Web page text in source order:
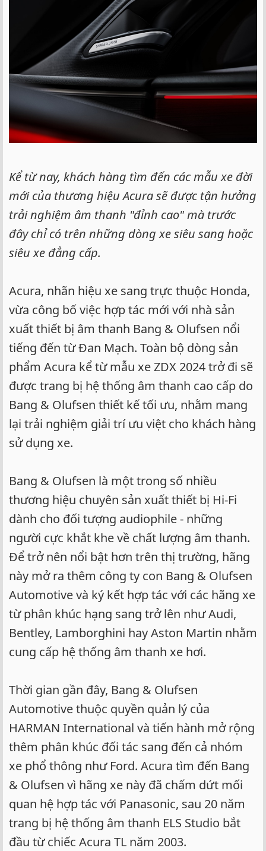
Kể từ nay, khách hàng tìm đến các mẫu xe đời
mới của thương hiệu Acura sẽ được tận hưởng
trải nghiệm âm thanh "đỉnh cao" mà trước
đây chỉ có trên những dòng xe siêu sang hoặc
siêu xe đẳng cấp.
Acura, nhãn hiệu xe sang trực thuộc Honda,
vừa công bố việc hợp tác mới với nhà sản
xuất thiết bị âm thanh Bang & Olufsen nổi
tiếng đến từ Đan Mạch. Toàn bộ dòng sản
phẩm Acura kể từ mẫu xe ZDX 2024 trở đi sẽ
được trang bị hệ thống âm thanh cao cấp do
Bang & Olufsen thiết kế tối ưu, nhằm mang
lại trải nghiệm giải trí ưu việt cho khách hàng
sử dụng xe.
Bang & Olufsen là một trong số nhiều
thương hiệu chuyên sản xuất thiết bị Hi-Fi
dành cho đối tượng audiophile - những
người cực khắt khe về chất lượng âm thanh.
Để trở nên nổi bật hơn trên thị trường, hãng
này mở ra thêm công ty con Bang & Olufsen
Automotive và ký kết hợp tác với các hãng xe
từ phân khúc hạng sang trở lên như Audi,
Bentley, Lamborghini hay Aston Martin nhằm
cung cấp hệ thống âm thanh xe hơi.
Thời gian gần đây, Bang & Olufsen
Automotive thuộc quyền quản lý của
HARMAN International và tiến hành mở rộng
thêm phân khúc đối tác sang đến cả nhóm
xe phổ thông như Ford. Acura tìm đến Bang
& Olufsen vì hãng xe này đã chấm dứt mối
quan hệ hợp tác với Panasonic, sau 20 năm
trang bị hệ thống âm thanh ELS Studio bắt
đầu từ chiếc Acura TL năm 2003.